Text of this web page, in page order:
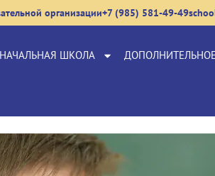
организации+7 (985) 581-49-49
НАЧАЛЬНАЯ ШКОЛА